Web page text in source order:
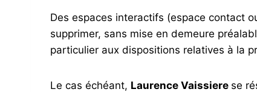
Des espaces interactifs (espace contact
supprimer, sans mise en demeure
particulier aux dispositions relatives à la
Le cas échéant, Laurence Vaissiere se